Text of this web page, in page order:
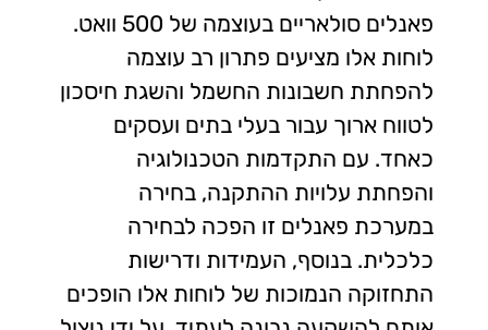
פאנלים סולאריים בעוצמה של 500 וואט.
לוחות אלו מציעים פתרון רב עוצמה
להפחתת חשבונות החשמל והשגת חיסכון
לטווח ארוך עבור בעלי בתים ועסקים
כאחד. עם התקדמות הטכנולוגיה
והפחתת עלויות ההתקנה, בחירה
במערכת פאנלים זו הפכה לבחירה
כלכלית. בנוסף, העמידות ודרישות
התחזוקה הנמוכות של לוחות אלו הופכים